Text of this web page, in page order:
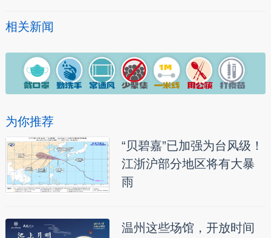
相关新闻
为你推荐
“贝碧嘉”已加强为台风级！
江浙沪部分地区将有大暴
雨
温州这些场馆，开放时间